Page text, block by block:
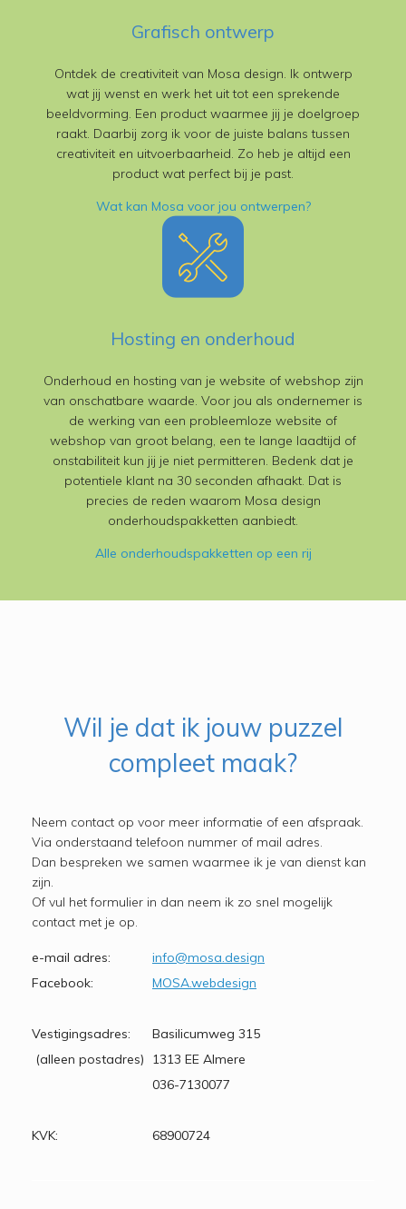
Grafisch ontwerp
Ontdek de creativiteit van Mosa design. Ik ontwerp
wat jij wenst en werk het uit tot een sprekende
beeldvorming. Een product waarmee jij je doelgroep
raakt. Daarbij zorg ik voor de juiste balans tussen
creativiteit en uitvoerbaarheid. Zo heb je altijd een
product wat perfect bij je past.
Wat kan Mosa voor jou ontwerpen?
Hosting en onderhoud
Onderhoud en hosting van je website of webshop zijn
van onschatbare waarde. Voor jou als ondernemer is
de werking van een probleemloze website of
webshop van groot belang, een te lange laadtijd of
onstabiliteit kun jij je niet permitteren. Bedenk dat je
potentiele klant na 30 seconden afhaakt. Dat is
precies de reden waarom Mosa design
onderhoudspakketten aanbiedt.
Alle onderhoudspakketten op een rij
Wil je dat ik jouw puzzel
compleet maak?
Neem contact op voor meer informatie of een afspraak.
Via onderstaand telefoon nummer of mail adres.
Dan bespreken we samen waarmee ik je van dienst kan
zijn.
Of vul het formulier in dan neem ik zo snel mogelijk
contact met je op.
e-mail adres:
info@mosa.design
Facebook:
MOSA.webdesign
Vestigingsadres: Basilicumweg 315
(alleen postadres)
1313 EE Almere
036-7130077
KVK: 68900724